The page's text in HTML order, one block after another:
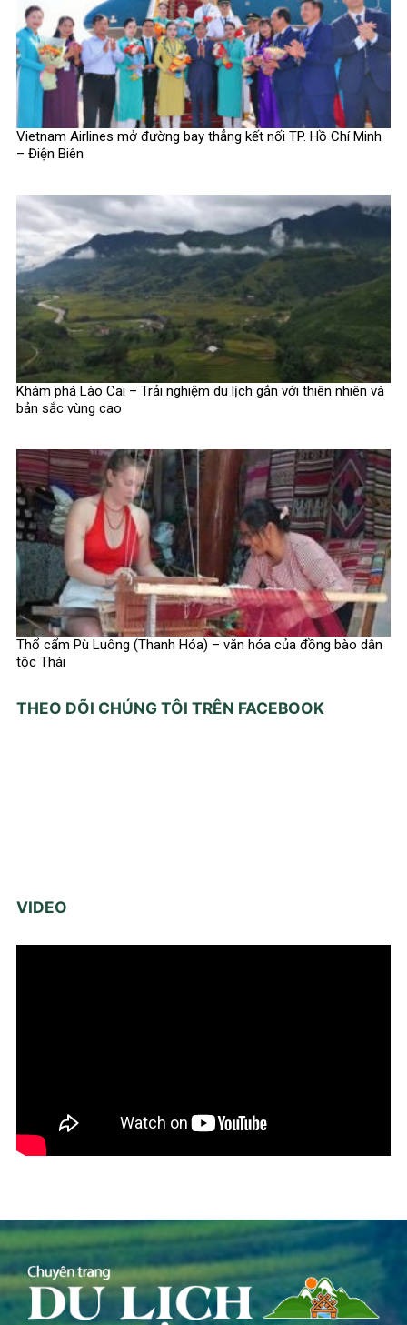
Vietnam Airlines mở đường bay thẳng kết nối TP. Hồ Chí Minh
– Điện Biên
Khám phá Lào Cai – Trải nghiệm du lịch gắn với thiên nhiên và
bản sắc vùng cao
Thổ cẩm Pù Luông (Thanh Hóa) – văn hóa của đồng bào dân
tộc Thái
THEO DÕI CHÚNG TÔI TRÊN FACEBOOK
VIDEO